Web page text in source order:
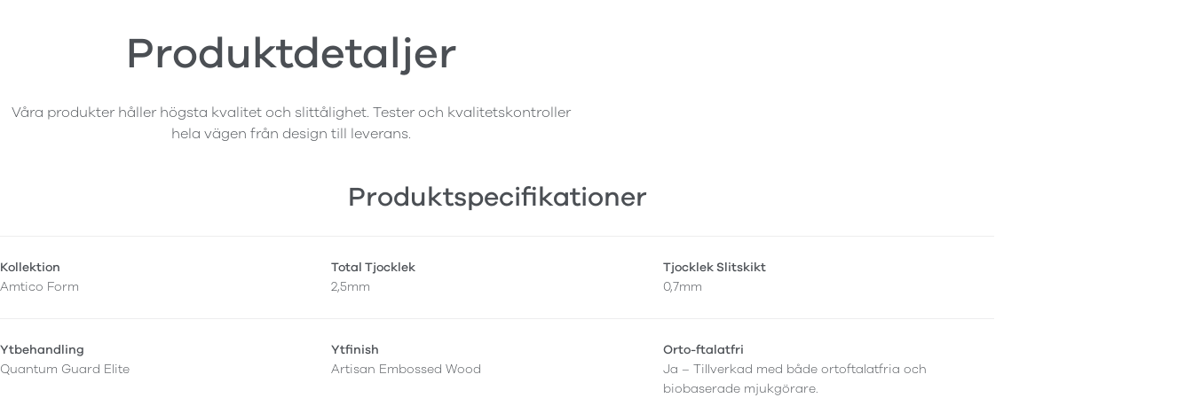
Produktdetaljer
Våra produkter håller högsta kvalitet och slittålighet. Tester och kvalitetskontroller
hela vägen från design till leverans.
Produktspecifikationer
Kollektion
Amtico Form
Total Tjocklek
2,5mm
Tjocklek Slitskikt
0,7mm
Ytbehandling
Quantum Guard Elite
Ytfinish
Artisan Embossed Wood
Orto-ftalatfri
Ja – Tillverkad med både ortoftalatfria och
biobaserade mjukgörare.